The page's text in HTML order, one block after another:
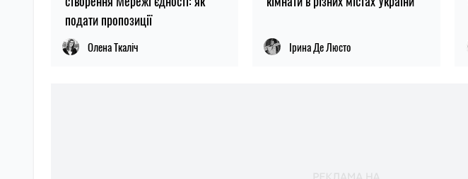
подати пропозиції
Олена Ткаліч Ірина Де Люсто